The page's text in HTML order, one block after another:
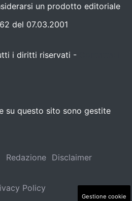
un prodotto editoriale
del 07.03.2001
i diritti riservati -
su questo sito sono gestite
Redazione Disclaimer
Policy
Gestione cookie